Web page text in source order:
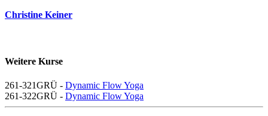
Christine Keiner
Weitere Kurse
261-321GRÜ - Dynamic Flow Yoga
261-322GRÜ - Dynamic Flow Yoga